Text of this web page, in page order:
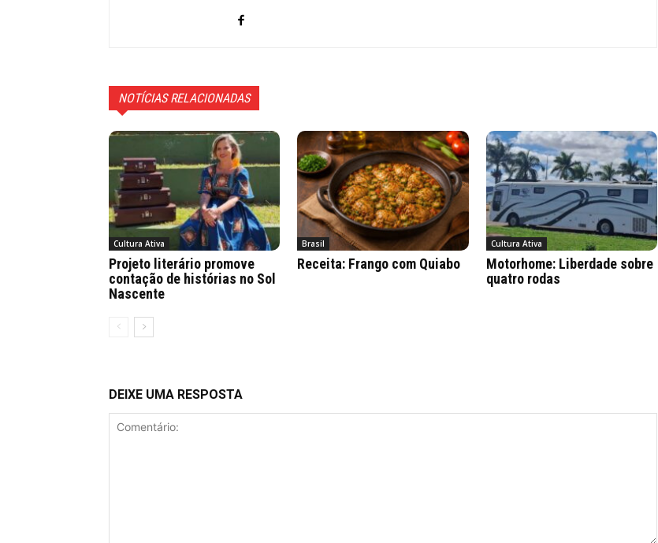
NOTÍCIAS RELACIONADAS
Cultura Ativa
Projeto literário promove
contação de histórias no Sol
Nascente
Brasil
Receita: Frango com Quiabo
Cultura Ativa
Motorhome: Liberdade sobre
quatro rodas
DEIXE UMA RESPOSTA